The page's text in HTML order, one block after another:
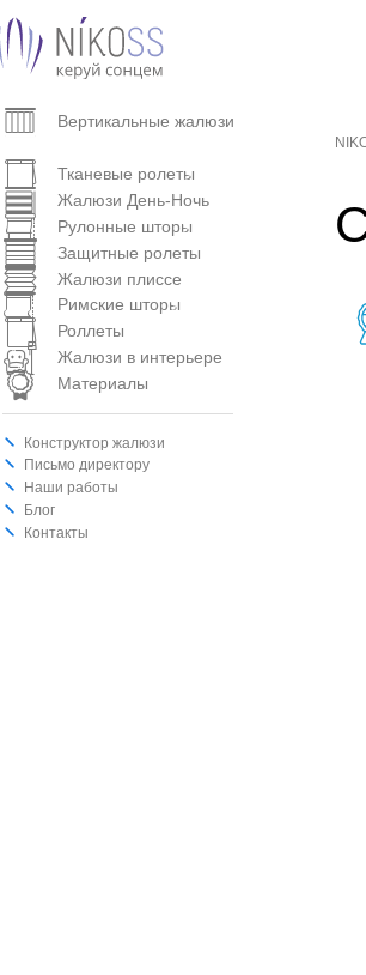
Вертикальные жалюзи
Тканевые ролеты
Жалюзи День-Ночь
Рулонные шторы
Защитные ролеты
Жалюзи плиссе
Римские шторы
Роллеты
Жалюзи в интерьере
Материалы
Конструктор жалюзи
Письмо директору
Наши работы
Блог
Контакты